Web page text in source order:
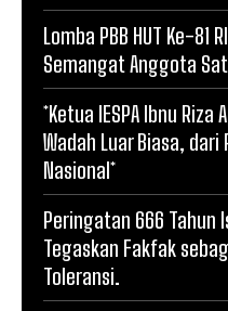
Lomba PBB HUT Ke-81
Semangat Anggota
*Ketua IESPA Ibnu Riza
Wadah Luar Biasa,
Nasional*
Peringatan 666 Tahun
Tegaskan Fakfak
Toleransi.